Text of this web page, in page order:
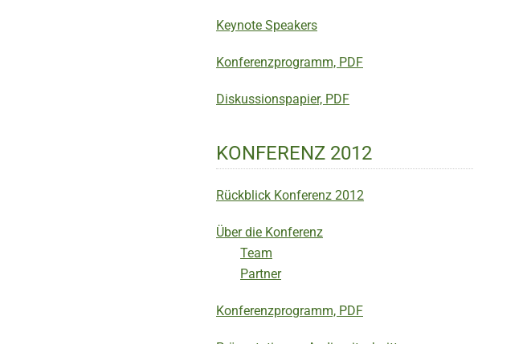
Keynote Speakers
Konferenzprogramm, PDF
Diskussionspapier, PDF
KONFERENZ 2012
Rückblick Konferenz 2012
Über die Konferenz
Team
Partner
Konferenzprogramm, PDF